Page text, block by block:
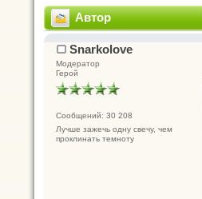
Автор
Snarkolove
Модератор
Герой
Сообщений: 30 208
Лучше зажечь одну свечу, чем
проклинать темноту